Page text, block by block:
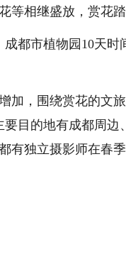
等相继盛放，赏花踏
都市植物园10天时
加，围绕赏花的文
目的地有成都周边
有独立摄影师在春